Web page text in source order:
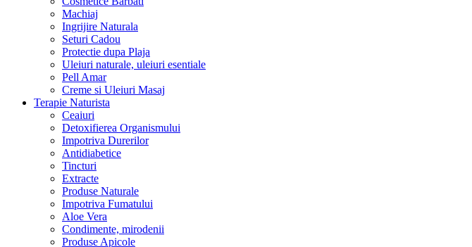
Machiaj
Ingrijire Naturala
Seturi Cadou
Protectie dupa Plaja
Uleiuri naturale, uleiuri esentiale
Pell Amar
Creme si Uleiuri Masaj
Terapie Naturista
Ceaiuri
Detoxifierea Organismului
Impotriva Durerilor
Antidiabetice
Tincturi
Extracte
Produse Naturale
Impotriva Fumatului
Aloe Vera
Condimente, mirodenii
Produse Apicole